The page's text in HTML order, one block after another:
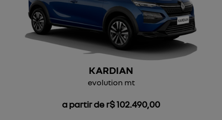
KARDIAN
evolution mt
a partir de r$ 102.490,00